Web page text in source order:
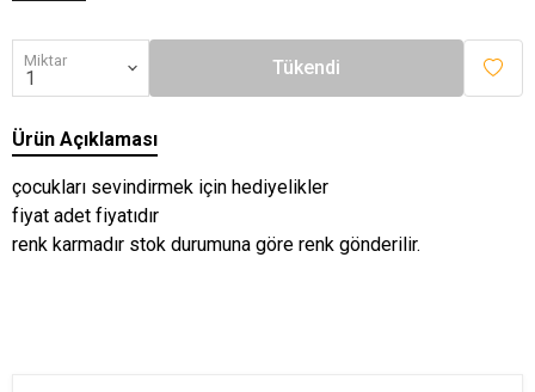
Miktar Tükendi
Ürün Açıklaması
çocukları sevindirmek için hediyelikler
fiyat adet fiyatıdır
renk karmadır stok durumuna göre renk gönderilir.